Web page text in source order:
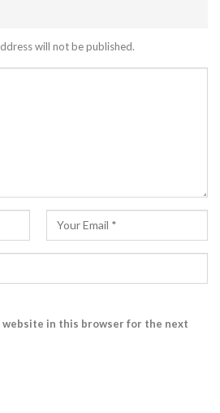
will not be published.
website in this browser for the next